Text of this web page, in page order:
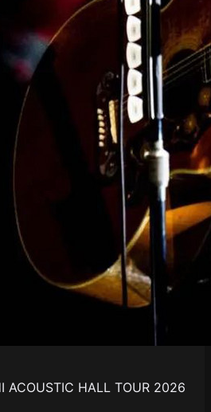
ACOUSTIC HALL TOUR 2026